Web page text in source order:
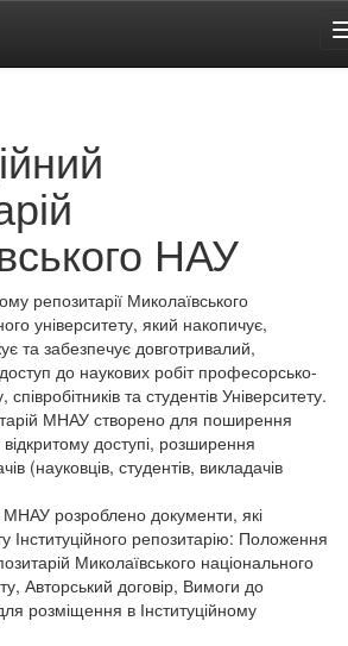
НАУ
репозитарії Миколаївського
університету, який накопичує,
та забезпечує довготривалий,
до наукових робіт професорсько-
та студентів Університету.
МНАУ створено для поширення
відкритому доступі, розширення
(науковців, студентів, викладачів
МНАУ розроблено документи, які
Інституційного репозитарію: Положення
Миколаївського національного
Авторський договір, Вимоги до
розміщення в Інституційному